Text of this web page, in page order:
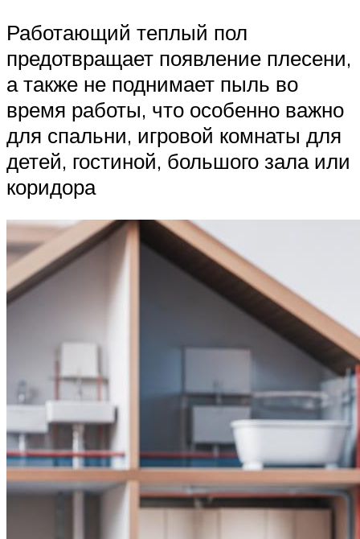
Работающий теплый пол
предотвращает появление плесени,
а также не поднимает пыль во
время работы, что особенно важно
для спальни, игровой комнаты для
детей, гостиной, большого зала или
коридора